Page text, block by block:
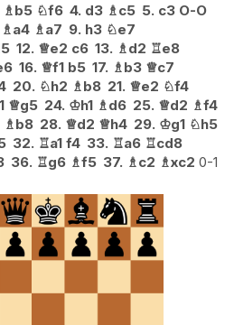
♗b5 ♘f6 4. d3 ♗c5 5. c3 O-O
♗a4 ♗a7 9. h3 ♘e7
12. ♕e2 c6 13. ♗d2 ♖e8
16. ♕f1 b5 17. ♗b3 ♕c7
20. ♘h2 ♗b8 21. ♕e2 ♘f4
♕g5 24. ♔h1 ♗d6 25. ♕d2 ♗f4
♗b8 28. ♕d2 ♕h4 29. ♔g1 ♘h5
32. ♖a1 f4 33. ♖a6 ♖cd8
36. ♖g6 ♗f5 37. ♗c2 ♗xc2 0-1